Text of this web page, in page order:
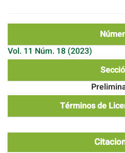
Vol. 11 Núm. 18 (2023)
Términos de